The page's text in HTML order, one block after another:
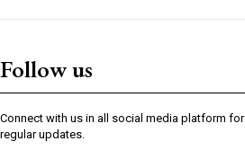
Follow us
Connect with us in all social media platform for
regular updates.